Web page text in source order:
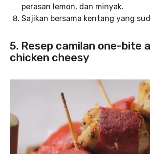
perasan lemon, dan minyak.
Sajikan bersama kentang yang
5. Resep camilan one-bite
chicken cheesy